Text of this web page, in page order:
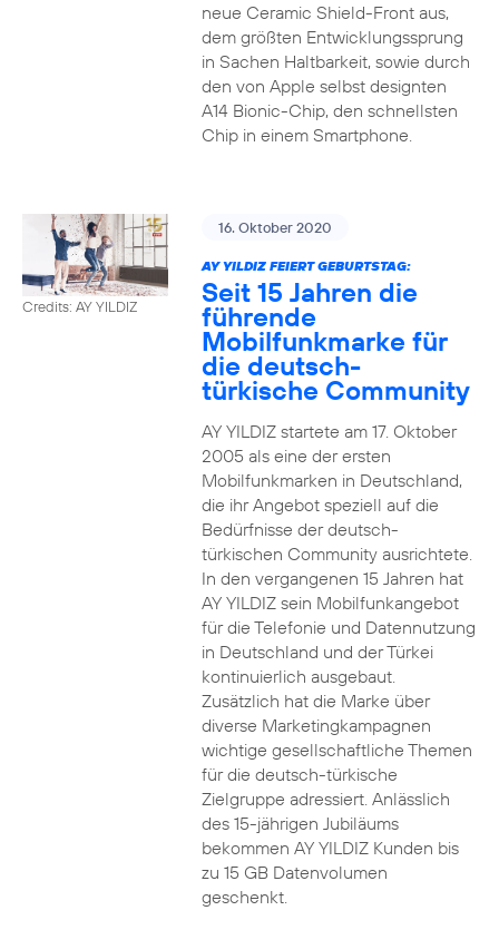
neue Ceramic Shield-Front aus,
dem größten Entwicklungssprung
in Sachen Haltbarkeit, sowie durch
den von Apple selbst designten
A14 Bionic-Chip, den schnellsten
Chip in einem Smartphone.
Credits: AY YILDIZ
16. Oktober 2020
AY YILDIZ FEIERT GEBURTSTAG:
Seit 15 Jahren die
führende
Mobilfunkmarke für
die deutsch-
türkische Community
AY YILDIZ startete am 17. Oktober
2005 als eine der ersten
Mobilfunkmarken in Deutschland,
die ihr Angebot speziell auf die
Bedürfnisse der deutsch-
türkischen Community ausrichtete.
In den vergangenen 15 Jahren hat
AY YILDIZ sein Mobilfunkangebot
für die Telefonie und Datennutzung
in Deutschland und der Türkei
kontinuierlich ausgebaut.
Zusätzlich hat die Marke über
diverse Marketingkampagnen
wichtige gesellschaftliche Themen
für die deutsch-türkische
Zielgruppe adressiert. Anlässlich
des 15-jährigen Jubiläums
bekommen AY YILDIZ Kunden bis
zu 15 GB Datenvolumen
geschenkt.